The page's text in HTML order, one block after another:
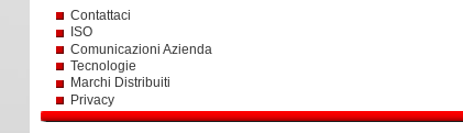
Contattaci
ISO
Comunicazioni Azienda
Tecnologie
Marchi Distribuiti
Privacy